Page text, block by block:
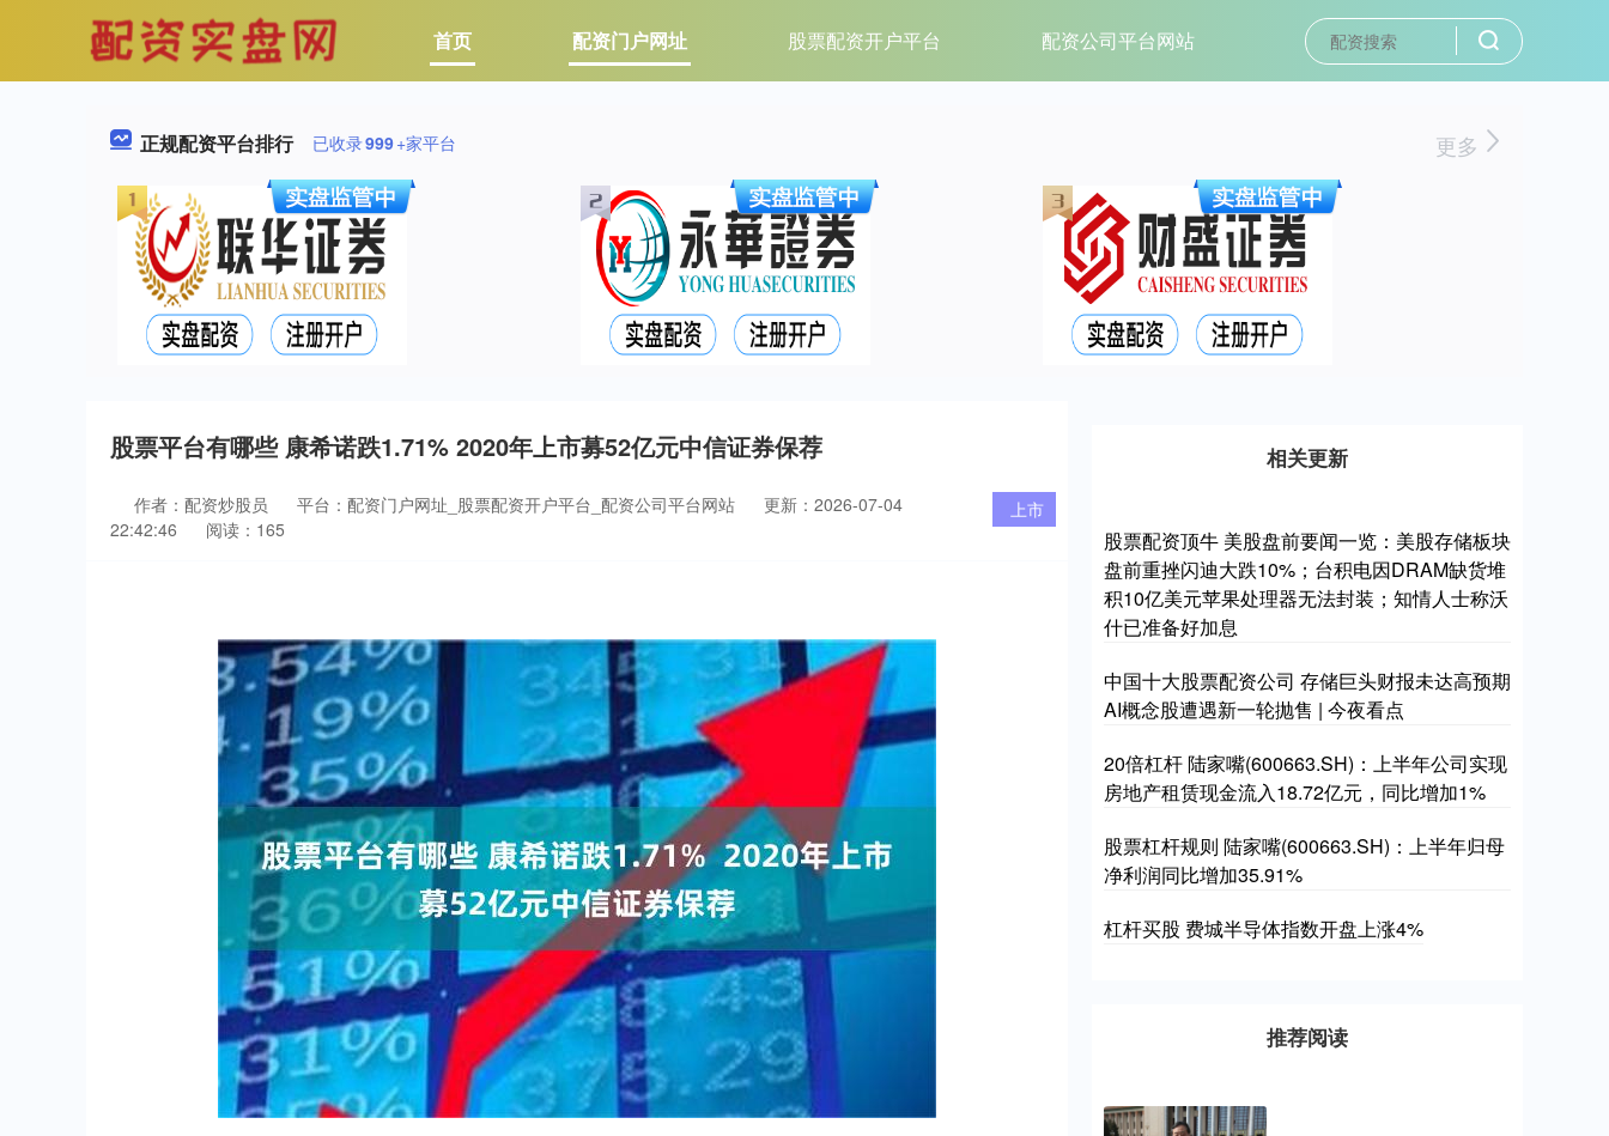
首页 配资门户网址 股票配资开户平台 配资公司平台网站
正规配资平台排行 已收录999+家平台 更多
股票平台有哪些 康希诺跌1.71% 2020年上市募52亿元中信证券保荐
上市
作者：配资炒股员 平台：配资门户网址_股票配资开户平台_配资公司平台网站
更新：2026-07-04
22:42:46
阅读：165
相关更新
股票配资顶牛 美股盘前要闻一览：美股存储板块
盘前重挫闪迪大跌10%；台积电因DRAM缺货堆
积10亿美元苹果处理器无法封装；知情人士称沃
什已准备好加息
中国十大股票配资公司 存储巨头财报未达高预期
AI概念股遭遇新一轮抛售 | 今夜看点
20倍杠杆 陆家嘴(600663.SH)：上半年公司实现
房地产租赁现金流入18.72亿元，同比增加1%
股票杠杆规则 陆家嘴(600663.SH)：上半年归母
净利润同比增加35.91%
杠杆买股 费城半导体指数开盘上涨4%
推荐阅读